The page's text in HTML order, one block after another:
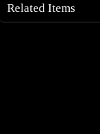
Related Items